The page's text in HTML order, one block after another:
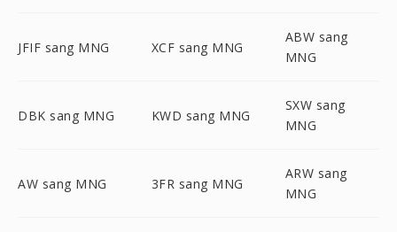
JFIF sang MNG XCF sang MNG
ABW sang
MNG
DBK sang MNG KWD sang MNG
SXW sang
MNG
AW sang MNG 3FR sang MNG
ARW sang
MNG